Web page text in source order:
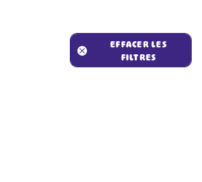
EFFACER LES
FILTRES